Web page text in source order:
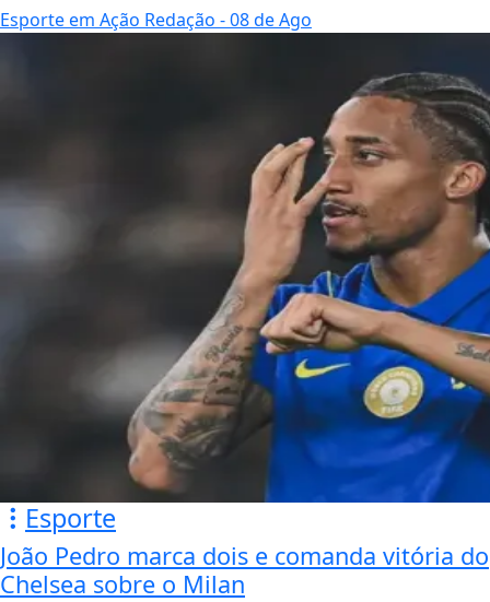
Esporte em Ação Redação - 08 de Ago
Esporte
João Pedro marca dois e comanda vitória do
Chelsea sobre o Milan